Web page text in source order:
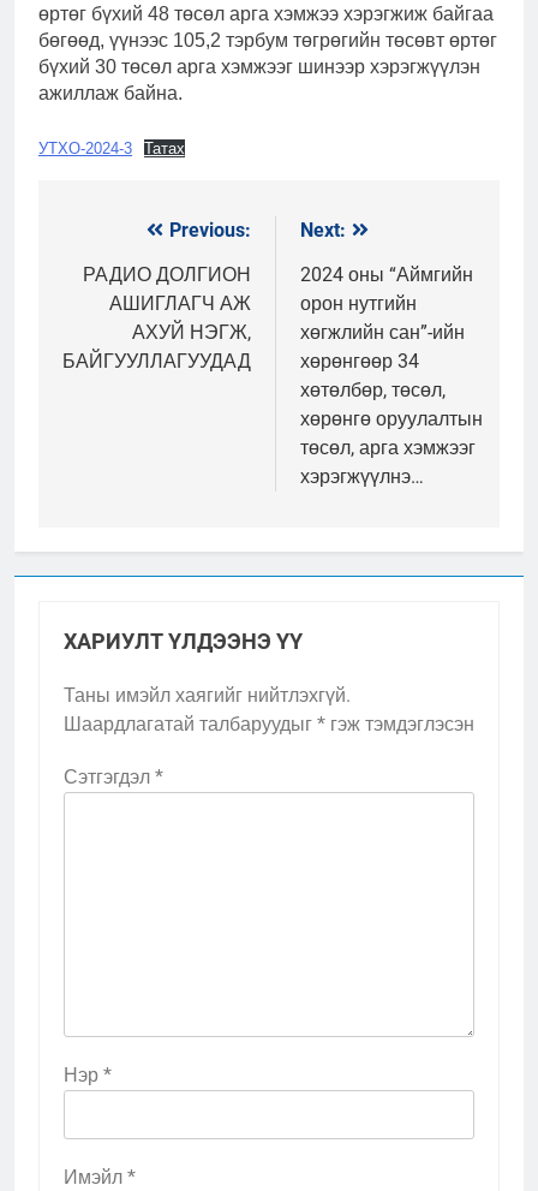
өртөг бүхий 48 төсөл арга хэмжээ хэрэгжиж байгаа
бөгөөд, үүнээс 105,2 тэрбум төгрөгийн төсөвт өртөг
бүхий 30 төсөл арга хэмжээг шинээр хэрэгжүүлэн
ажиллаж байна.
УТХО-2024-3 Татах
Мэдээний
цэс
Previous:
РАДИО ДОЛГИОН
АШИГЛАГЧ АЖ
АХУЙ НЭГЖ,
БАЙГУУЛЛАГУУДАД
Next:
2024 оны “Аймгийн
орон нутгийн
хөгжлийн сан”-ийн
хөрөнгөөр 34
хөтөлбөр, төсөл,
хөрөнгө оруулалтын
төсөл, арга хэмжээг
хэрэгжүүлнэ…
ХАРИУЛТ ҮЛДЭЭНЭ ҮҮ
Таны имэйл хаягийг нийтлэхгүй.
Шаардлагатай талбаруудыг * гэж тэмдэглэсэн
Сэтгэгдэл *
Нэр *
Имэйл *